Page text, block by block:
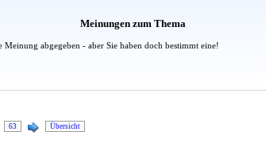
Meinungen zum Thema
abgegeben - aber Sie haben doch bestimmt eine!
63 Übersicht